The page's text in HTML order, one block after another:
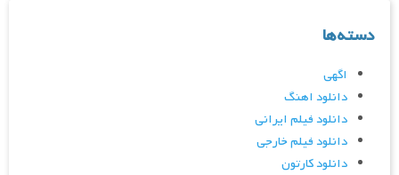
دسته‌ها
اگهی
دانلود اهنگ
دانلود فیلم ایرانی
دانلود فیلم خارجی
دانلود کارتون